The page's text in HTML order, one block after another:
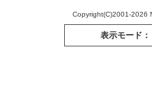
Copyright(C)2001-2026
表示モード：